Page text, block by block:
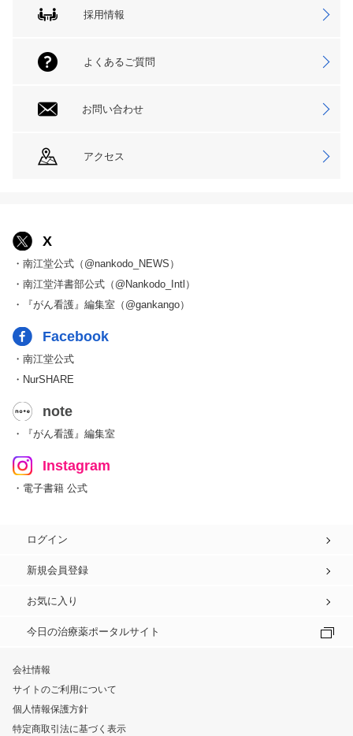
採用情報
よくあるご質問
お問い合わせ
アクセス
X
・南江堂公式（@nankodo_NEWS）
・南江堂洋書部公式（@Nankodo_Intl）
・『がん看護』編集室（@gankango）
Facebook
・南江堂公式
・NurSHARE
note
・『がん看護』編集室
Instagram
・電子書籍 公式
ログイン
新規会員登録
お気に入り
今日の治療薬ポータルサイト
会社情報
サイトのご利用について
個人情報保護方針
特定商取引法に基づく表示